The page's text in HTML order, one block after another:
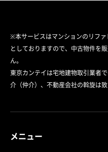
※本サービスはマンションのリフ
としておりますので、中古物件を
ん。
東京カンテイは宅地建物取引業者
介（仲介）、不動産会社の斡旋は
メニュー